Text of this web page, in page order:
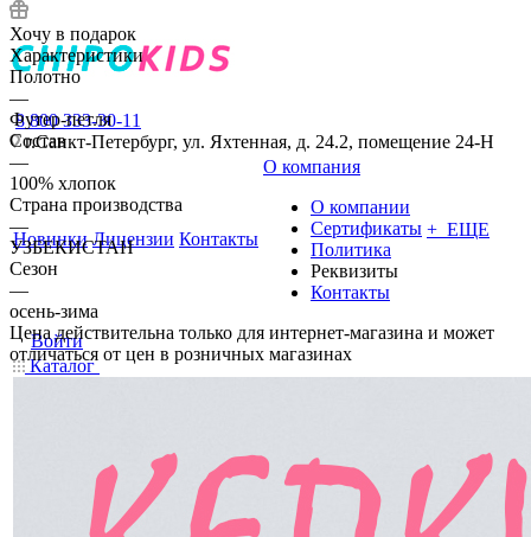
8 800 333-30-11
г.Санкт-Петербург, ул. Яхтенная, д. 24.2, помещение 24-Н
Новинки Лицензии Контакты
О компания
О компании
Сертификаты
Политика
Реквизиты
Контакты
+ ЕЩЕ
Войти
Каталог
Хочу в подарок
Характеристики
Полотно
—
Футер-петля
Состав
—
100% хлопок
Страна производства
—
УЗБЕКИСТАН
Сезон
—
осень-зима
Цена действительна только для интернет-магазина и может
отличаться от цен в розничных магазинах